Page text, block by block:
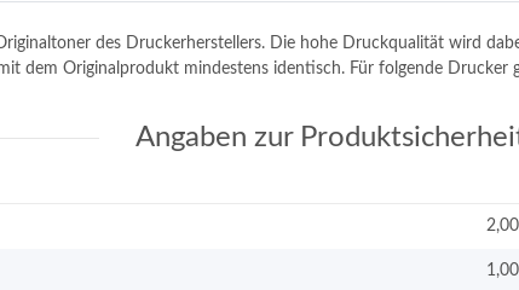
des Druckerherstellers. Die hohe Druckqualität wird
dem Originalprodukt mindestens identisch. Für folgende Drucker
Angaben zur
1,00